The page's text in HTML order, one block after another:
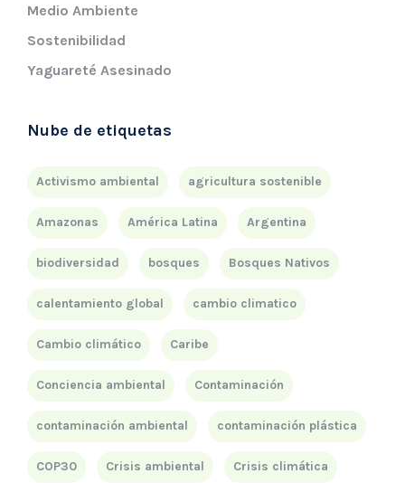
Medio Ambiente
Sostenibilidad
Yaguareté Asesinado
Nube de etiquetas
Activismo ambiental agricultura sostenible
Amazonas América Latina Argentina
biodiversidad bosques Bosques Nativos
calentamiento global cambio climatico
Cambio climático Caribe
Conciencia ambiental Contaminación
contaminación ambiental contaminación plástica
COP30 Crisis ambiental Crisis climática